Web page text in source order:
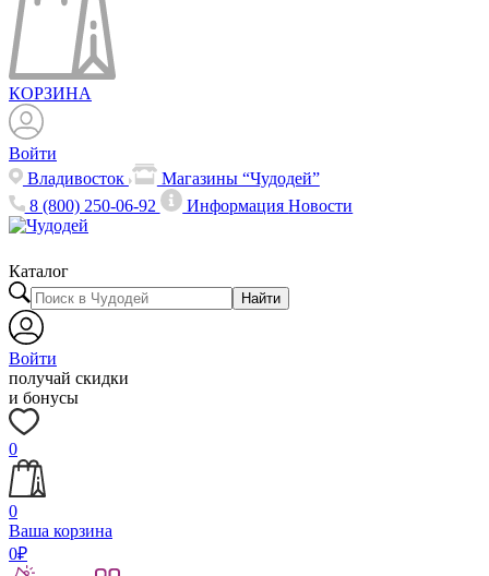
КОРЗИНА
Войти
Владивосток
Магазины “Чудодей”
8 (800) 250-06-92
ИнформацияНовости
Каталог
Найти
Войти
получай скидки
и бонусы
0
0
Ваша корзина
0₽